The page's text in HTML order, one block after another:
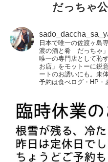
だっちゃ
日本で唯一の佐渡ヶ島
渡の酒と肴 だっちゃ」
唯一の専門店として恥
お店」をモットーに鋭
ートのお誘いにも。未
予約は食べログ・HP・